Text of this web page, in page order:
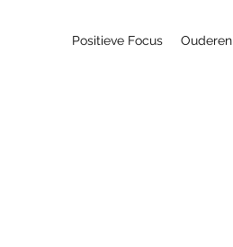
Positieve Focus Ouderen